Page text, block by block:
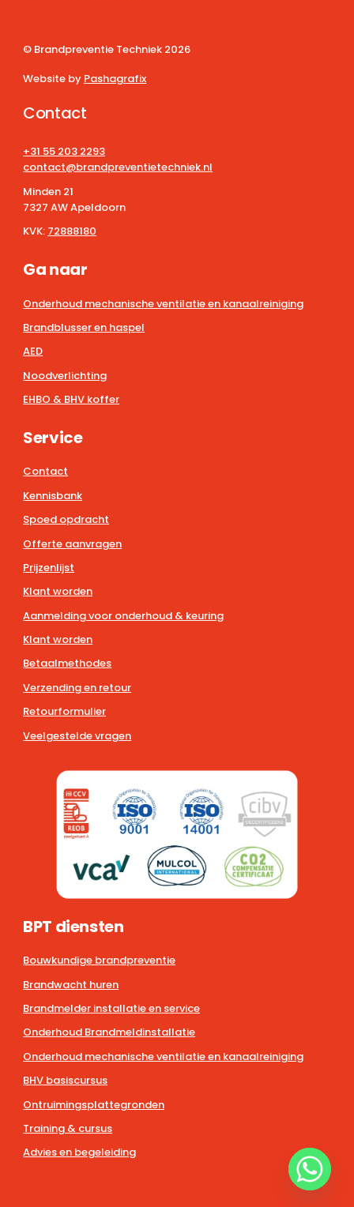
© Brandpreventie Techniek 2026
Website by Pashagrafix
Contact
+31 55 203 2293
contact@brandpreventietechniek.nl
Minden 21
7327 AW Apeldoorn
KVK: 72888180
Ga naar
Onderhoud mechanische ventilatie en kanaalreiniging
Brandblusser en haspel
AED
Noodverlichting
EHBO & BHV koffer
Service
Contact
Kennisbank
Spoed opdracht
Offerte aanvragen
Prijzenlijst
Klant worden
Aanmelding voor onderhoud & keuring
Klant worden
Betaalmethodes
Verzending en retour
Retourformulier
Veelgestelde vragen
BPT diensten
Bouwkundige brandpreventie
Brandwacht huren
Brandmelder installatie en service
Onderhoud Brandmeldinstallatie
Onderhoud mechanische ventilatie en kanaalreiniging
BHV basiscursus
Ontruimingsplattegronden
Training & cursus
Advies en begeleiding